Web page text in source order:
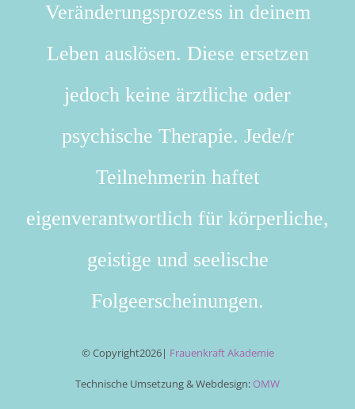
Veränderungsprozess in deinem
Leben auslösen. Diese ersetzen
jedoch keine ärztliche oder
psychische Therapie. Jede/r
Teilnehmerin haftet
eigenverantwortlich für körperliche,
geistige und seelische
Folgeerscheinungen.
© Copyright2026| Frauenkraft Akademie
Technische Umsetzung & Webdesign: OMW